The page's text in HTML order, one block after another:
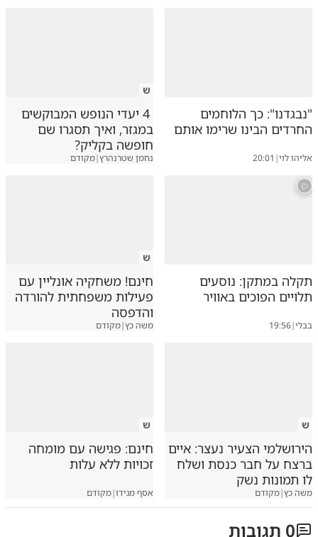
"נבגדנו": כך הלוחמים
החרדים הבינו שרימו אותם
אליהו לוי|
20:01
ש
4 יעדי הנופש המבוקשים
במגזר, ואיך תסגרו שם
חופשה בקליק?
נחמן שטרנהרץ|מקודם
תקלה במתקן: נוסעים
תלויים הפוכים באוויר
בבלי|
19:56
ש
חינם! משחקיה אונליין עם
פעילות משפחתית להורדה
והדפסה
משה כץ|מקודם
ש
הירושלמי הצעיר נעצר: איים
ברצח על חבר כנסת ושלח
לו תמונות נשק
משה כץ|מקודם
ש
חינם: פגישה עם מומחה
זכויות ללא עלות
אסף מגידו|מקודם
0 תגובות